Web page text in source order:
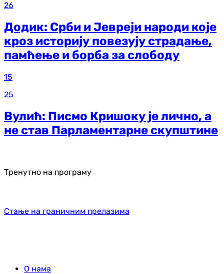
26
Додик: Срби и Јевреји народи које
кроз историју повезују страдање,
памћење и борба за слободу
15
25
Вулић: Писмо Кришоку је лично, а
не став Парламентарне скупштине
Тренутно на програму
Стање на граничним прелазима
О нама